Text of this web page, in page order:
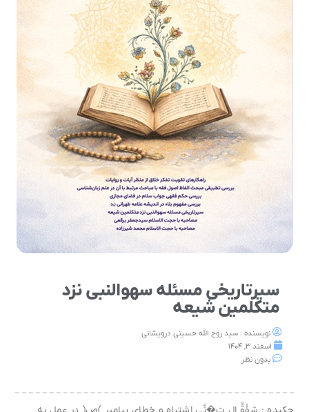
سیرتاریخی مسئله سهوالنبی نزد
متکلمین شیعه
نویسنده : سید روح الله حسینی درویشانی
اسفند ۳, ۱۴۰۴
بدون نظر